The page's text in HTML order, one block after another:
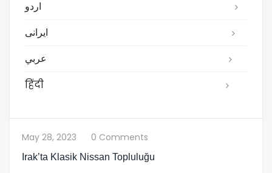
اردو
ایرانی
عربي
हिंदी
May 28, 2023 0 Comments
Irak’ta Klasik Nissan Topluluğu